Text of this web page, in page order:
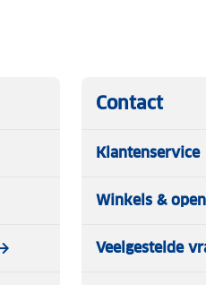
Contact
Klantenservice
Winkels &
Veelgestelde